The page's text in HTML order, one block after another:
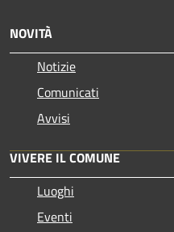
NOVITÀ
Notizie
Comunicati
Avvisi
VIVERE IL COMUNE
Luoghi
Eventi